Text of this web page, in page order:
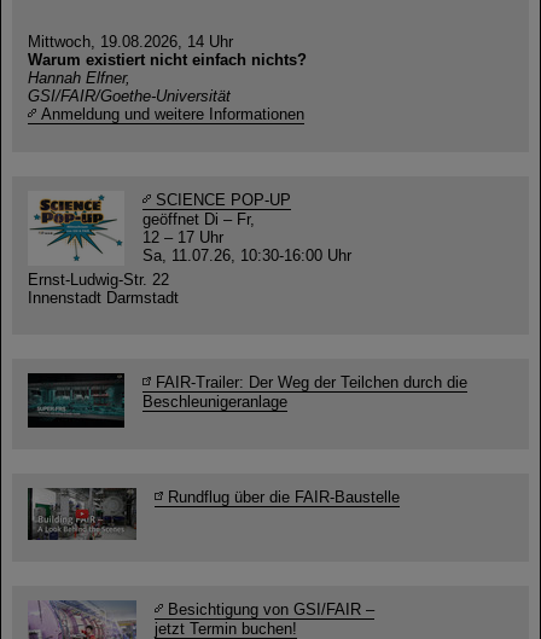
Mittwoch, 19.08.2026, 14 Uhr
Warum existiert nicht einfach nichts?
Hannah Elfner,
GSI/FAIR/Goethe-Universität
Anmeldung und weitere Informationen
SCIENCE POP-UP
geöffnet Di – Fr,
12 – 17 Uhr
Sa, 11.07.26, 10:30-16:00 Uhr
Ernst-Ludwig-Str. 22
Innenstadt Darmstadt
FAIR-Trailer: Der Weg der Teilchen durch die
Beschleunigeranlage
Rundflug über die FAIR-Baustelle
Besichtigung von GSI/FAIR –
jetzt Termin buchen!